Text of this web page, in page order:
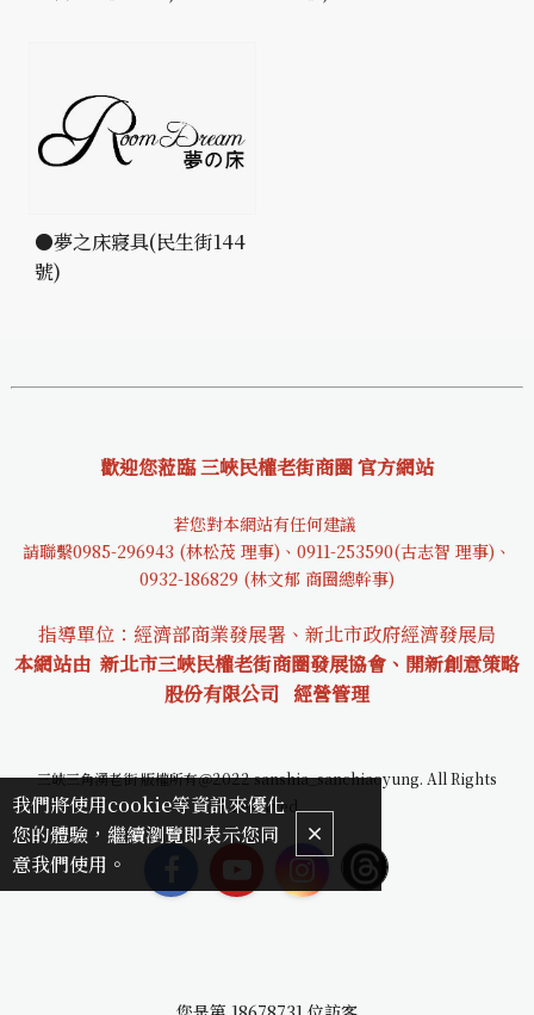
●夢之床寢具(民生街144
號)
歡迎您蒞臨 三峽民權老街商圈 官方網站
若您對本網站有任何建議
請聯繫0985-296943 (林松茂 理事)、0911-253590(古志智 理事)、
0932-186829 (林文郁 商圈總幹事)
指導單位：經濟部商業發展署、新北市政府經濟發展局
本網站由 新北市三峽民權老街商圈發展協會、開新創意策略
股份有限公司 經營管理
三峽三角湧老街 版權所有＠2022 sanshia_sanchiaoyung. All Rights
Reserved.
我們將使用cookie等資訊來優化
您的體驗，繼續瀏覽即表示您同
意我們使用。